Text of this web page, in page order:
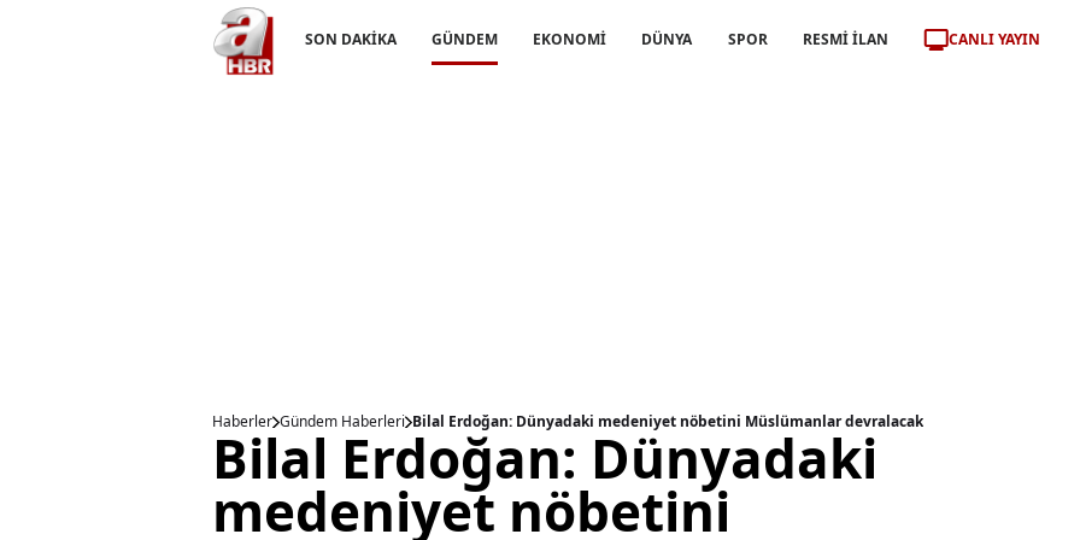
SON DAKİKA GÜNDEM EKONOMİ DÜNYA SPOR RESMİ İLAN CANLI YAYIN
Haberler Gündem Haberleri Bilal Erdoğan: Dünyadaki medeniyet nöbetini Müslümanlar devralacak
Bilal Erdoğan: Dünyadaki
medeniyet nöbetini